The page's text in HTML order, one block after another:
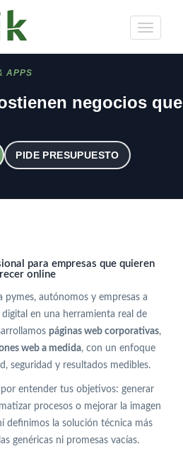
APPS
negocios que
PIDE PRESUPUESTO
para empresas que quieren
online
pymes, autónomos y empresas a
en una herramienta real de
páginas web corporativas,
web a medida, con un enfoque
seguridad y resultados medibles.
entender tus objetivos: generar
procesos o mejorar la imagen
definimos la solución técnica más
genéricas ni promesas vacías.